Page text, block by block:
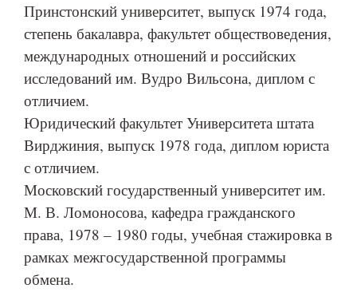
Принстонский университет, выпуск 1974 года,
степень бакалавра, факультет обществоведения,
международных отношений и российских
исследований им. Вудро Вильсона, диплом с
отличием.
Юридический факультет Университета штата
Вирджиния, выпуск 1978 года, диплом юриста
с отличием.
Московский государственный университет им.
М. В. Ломоносова, кафедра гражданского
права, 1978 – 1980 годы, учебная стажировка в
рамках межгосударственной программы
обмена.